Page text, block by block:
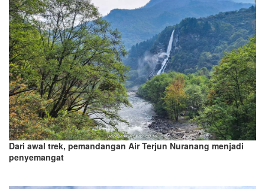
Dari awal trek, pemandangan Air Terjun Nuranang menjadi
penyemangat